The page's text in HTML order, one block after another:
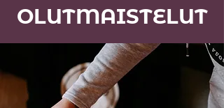
OLUTMAISTELUT